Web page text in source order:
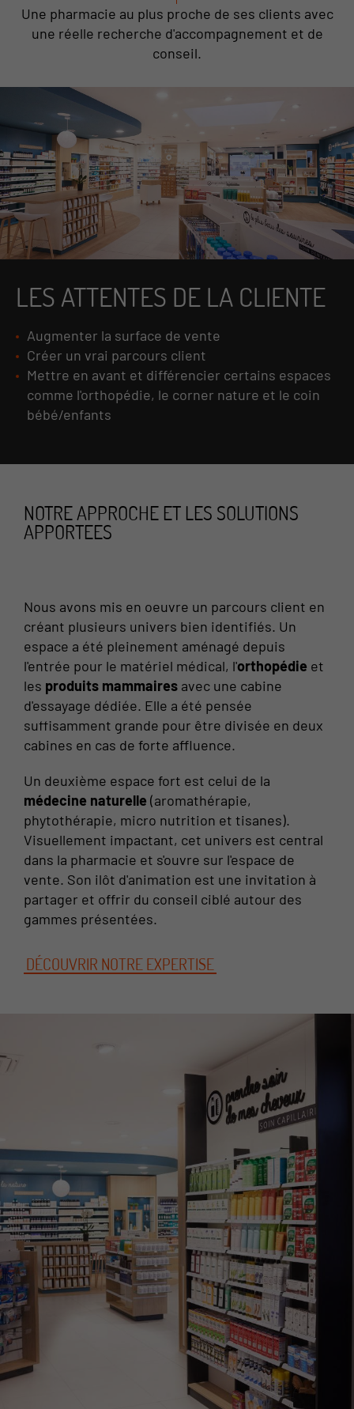
Une pharmacie au plus proche de ses clients avec
une réelle recherche d'accompagnement et de
conseil.
LES ATTENTES DE LA CLIENTE
Augmenter la surface de vente
Créer un vrai parcours client
Mettre en avant et différencier certains espaces
comme l'orthopédie, le corner nature et le coin
bébé/enfants
NOTRE APPROCHE ET LES SOLUTIONS
APPORTEES
Nous avons mis en oeuvre un parcours client en
créant plusieurs univers bien identifiés. Un
espace a été pleinement aménagé depuis
l'entrée pour le matériel médical, l'orthopédie et
les produits mammaires avec une cabine
d'essayage dédiée. Elle a été pensée
suffisamment grande pour être divisée en deux
cabines en cas de forte affluence.
Un deuxième espace fort est celui de la
médecine naturelle (aromathérapie,
phytothérapie, micro nutrition et tisanes).
Visuellement impactant, cet univers est central
dans la pharmacie et s'ouvre sur l'espace de
vente. Son ilôt d'animation est une invitation à
partager et offrir du conseil ciblé autour des
gammes présentées.
DÉCOUVRIR NOTRE EXPERTISE